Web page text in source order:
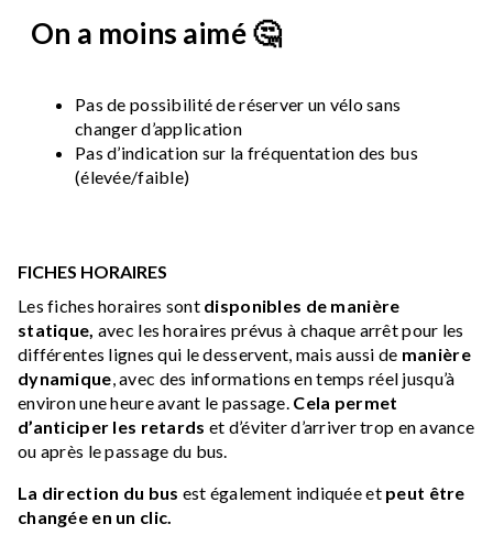
On a moins aimé 🤔
Pas de possibilité de réserver un vélo sans
changer d’application
Pas d’indication sur la fréquentation des bus
(élevée/faible)
FICHES HORAIRES
Les fiches horaires sontdisponibles de manière
statique, avec les horaires prévus à chaque arrêt pour les
différentes lignes qui le desservent, mais aussi de manière
dynamique, avec des informations en temps réel jusqu’à
environ une heure avant le passage. Cela permet
d’anticiper les retards et d’éviter d’arriver trop en avance
ou après le passage du bus.
La direction du bus est également indiquée etpeut être
changée en un clic.